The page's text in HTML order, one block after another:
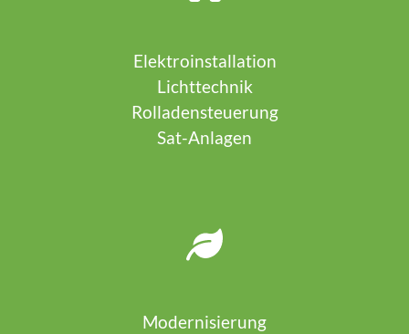
Elektroinstallation
Lichttechnik
Rolladensteuerung
Sat-Anlagen
Modernisierung